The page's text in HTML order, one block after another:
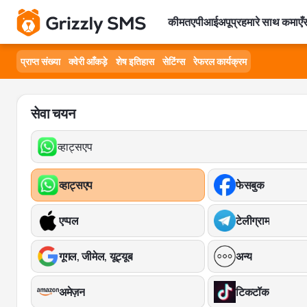
कीमतएपीआईअपूप्रहमारे साथ कमाएँ
प्राप्त संख्या क्वेरी आँकड़े शेष इतिहास सेटिंग्स रेफरल कार्यक्रम
सेवा चयन
व्हाट्सएप
व्हाट्सएप फेसबुक
एप्पल टेलीग्राम
गूगल, जीमेल, यूट्यूब अन्य
अमेज़न टिकटॉक